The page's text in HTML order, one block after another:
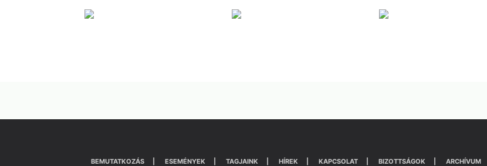
BEMUTATKOZÁS ESEMÉNYEK TAGJAINK HÍREK KAPCSOLAT BIZOTTSÁGOK ARCHÍVUM